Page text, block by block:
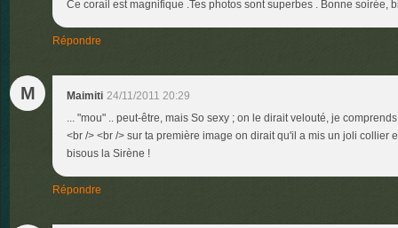
Ce corail est magnifique .Tes photos sont superbes . Bonne soirée,
Répondre
M Maimiti 24/11/2011 20:29
... "mou" .. peut-être, mais So sexy ; on le dirait velouté, je
<br /> <br /> sur ta première image on dirait qu'il a mis un joli collier
bisous la Sirène !
Répondre